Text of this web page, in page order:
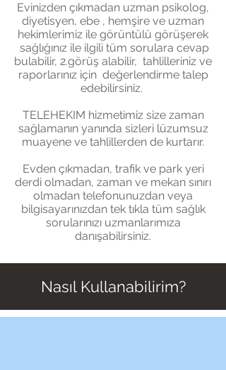
Evinizden çıkmadan uzman psikolog,
diyetisyen, ebe , hemşire ve uzman
hekimlerimiz ile görüntülü görüşerek
sağlığınız ile ilgili tüm sorulara cevap
bulabilir, 2.görüş alabilir, tahlilleriniz ve
raporlarınız için değerlendirme talep
edebilirsiniz.
TELEHEKIM hizmetimiz size zaman
sağlamanın yanında sizleri lüzumsuz
muayene ve tahlillerden de kurtarır.
Evden çıkmadan, trafik ve park yeri
derdi olmadan, zaman ve mekan sınırı
olmadan telefonunuzdan veya
bilgisayarınızdan tek tıkla tüm sağlık
sorularınızı uzmanlarımıza
danışabilirsiniz.
Nasıl Kullanabilirim?